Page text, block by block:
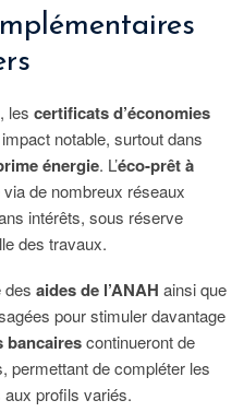
les certificats d’économies
notable, surtout dans
énergie. L’éco-prêt à
de nombreux réseaux
intérêts, sous réserve
des travaux.
des aides de l’ANAH ainsi que
pour stimuler davantage
bancairescontinueront de
permettant de compléter les
profils variés.